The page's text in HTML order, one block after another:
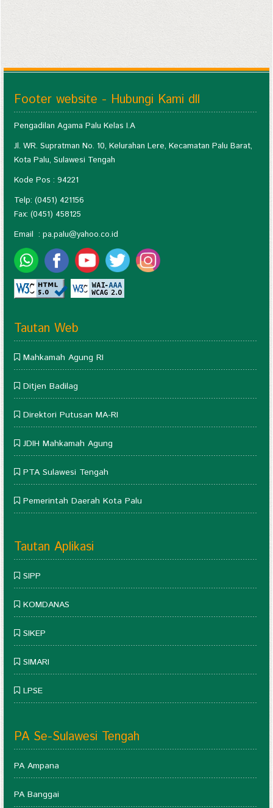
Footer website - Hubungi Kami dll
Pengadilan Agama Palu Kelas I.A
Jl. WR. Supratman No. 10, Kelurahan Lere, Kecamatan Palu Barat,
Kota Palu, Sulawesi Tengah
Kode Pos : 94221
Telp: (0451) 421156
Fax: (0451) 458125
Email : pa.palu@yahoo.co.id
Tautan Web
Mahkamah Agung RI
Ditjen Badilag
Direktori Putusan MA-RI
JDIH Mahkamah Agung
PTA Sulawesi Tengah
Pemerintah Daerah Kota Palu
Tautan Aplikasi
SIPP
KOMDANAS
SIKEP
SIMARI
LPSE
PA Se-Sulawesi Tengah
PA Ampana
PA Banggai